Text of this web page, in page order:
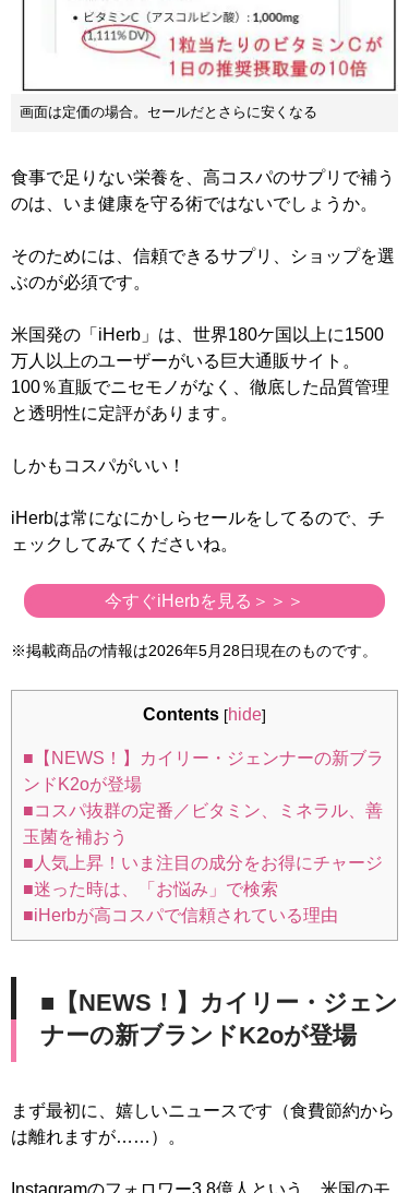
画面は定価の場合。セールだとさらに安くなる
食事で足りない栄養を、高コスパのサプリで補う
のは、いま健康を守る術ではないでしょうか。
そのためには、信頼できるサプリ、ショップを選
ぶのが必須です。
米国発の「iHerb」は、世界180ケ国以上に1500
万人以上のユーザーがいる巨大通販サイト。
100％直販でニセモノがなく、徹底した品質管理
と透明性に定評があります。
しかもコスパがいい！
iHerbは常になにかしらセールをしてるので、チ
ェックしてみてくださいね。
今すぐiHerbを見る＞＞＞
※掲載商品の情報は2026年5月28日現在のものです。
Contents [hide]
■【NEWS！】カイリー・ジェンナーの新ブラ
ンドK2oが登場
■コスパ抜群の定番／ビタミン、ミネラル、善
玉菌を補おう
■人気上昇！いま注目の成分をお得にチャージ
■迷った時は、「お悩み」で検索
■iHerbが高コスパで信頼されている理由
■【NEWS！】カイリー・ジェン
ナーの新ブランドK2oが登場
まず最初に、嬉しいニュースです（食費節約から
は離れますが……）。
Instagramのフォロワー3.8億人という、米国のモ